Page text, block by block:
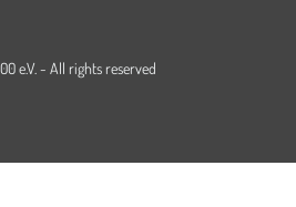
e.V. - All rights reserved